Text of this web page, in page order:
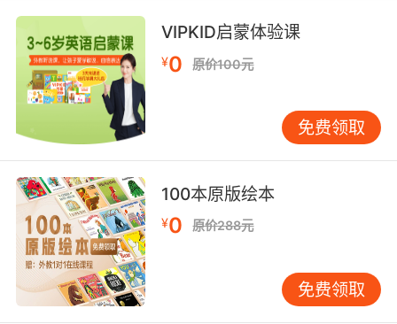
制作步骤里的英语实践
制作飞机的步骤是英语手工制作教程的核心部
分，也是英语学习的重要场景。开始制作时，第
一步通常是绘制飞机的模板，这时孩子们会用到
“draw（画）”这个词，他们可以说“I'm going to
draw the template of the plane.（我要画飞机
的模板。）”在折叠纸张的过程中，“fold along
the line（沿着线折叠）”这样的表达不断出现，
让孩子们在动作中熟悉了英语的指令表达。当到
了组装部件的环节，“put the wing on the
body（把机翼安装在机身上）”等句子，使孩子
们学会了用英语描述物体的位置和动作关系。整
个制作过程，孩子们仿佛在进行一场英语的情景
VIPKID启蒙体验课
¥0 原价100元
免费领取
100本原版绘本
¥0 原价288元
免费领取